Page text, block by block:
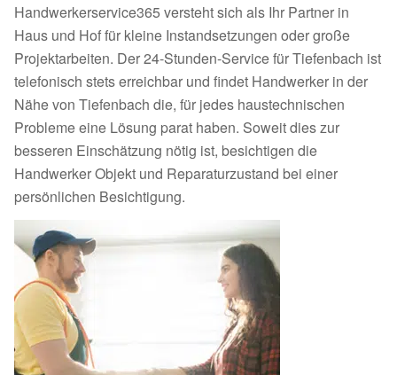
Handwerkerservice365 versteht sich als Ihr Partner in
Haus und Hof für kleine Instandsetzungen oder große
Projektarbeiten. Der 24-Stunden-Service für Tiefenbach ist
telefonisch stets erreichbar und findet Handwerker in der
Nähe von Tiefenbach die, für jedes haustechnischen
Probleme eine Lösung parat haben. Soweit dies zur
besseren Einschätzung nötig ist, besichtigen die
Handwerker Objekt und Reparaturzustand bei einer
persönlichen Besichtigung.